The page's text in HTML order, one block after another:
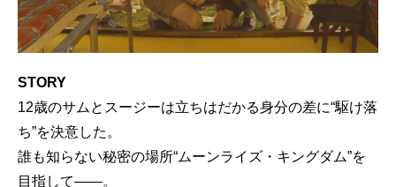
STORY
12歳のサムとスージーは立ちはだかる身分の差に“駆け落
ち”を決意した。
誰も知らない秘密の場所“ムーンライズ・キングダム”を
目指して――。